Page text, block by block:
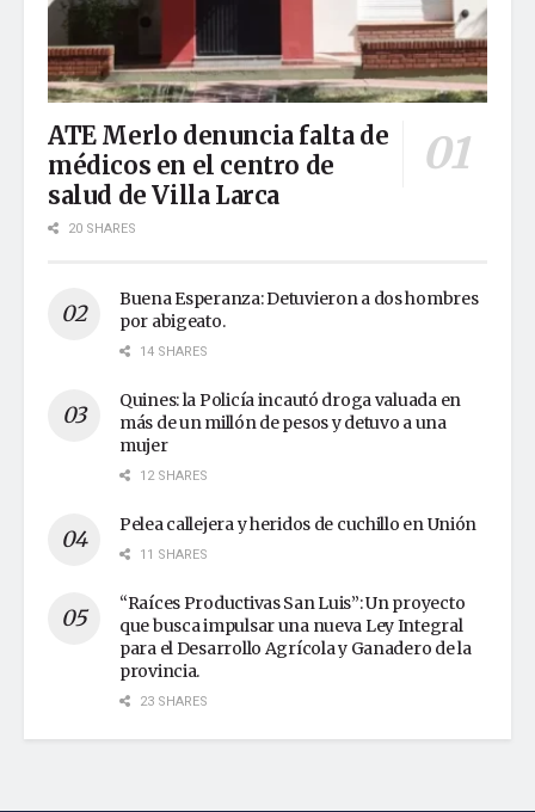
ATE Merlo denuncia falta de
médicos en el centro de
salud de Villa Larca
20 SHARES
Buena Esperanza: Detuvieron a dos hombres
por abigeato.
14 SHARES
Quines: la Policía incautó droga valuada en
más de un millón de pesos y detuvo a una
mujer
12 SHARES
Pelea callejera y heridos de cuchillo en Unión
11 SHARES
“Raíces Productivas San Luis”: Un proyecto
que busca impulsar una nueva Ley Integral
para el Desarrollo Agrícola y Ganadero de la
provincia.
23 SHARES